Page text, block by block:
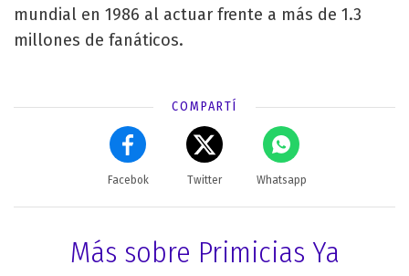
mundial en 1986 al actuar frente a más de 1.3
millones de fanáticos.
COMPARTÍ
Facebok Twitter Whatsapp
Más sobre Primicias Ya